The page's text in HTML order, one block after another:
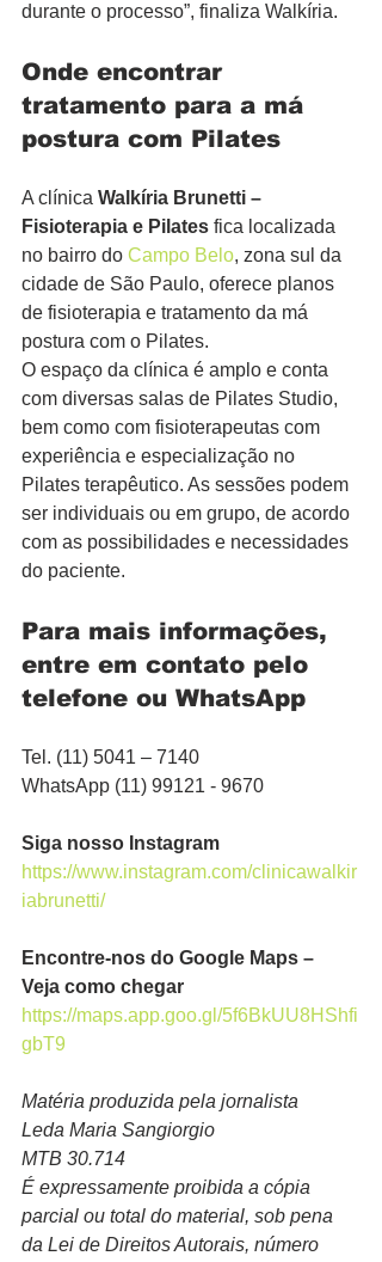
durante o processo”, finaliza Walkíria.
Onde encontrar
tratamento para a má
postura com Pilates
A clínica Walkíria Brunetti –
Fisioterapia e Pilates fica localizada
no bairro do Campo Belo, zona sul da
cidade de São Paulo, oferece planos
de fisioterapia e tratamento da má
postura com o Pilates.
O espaço da clínica é amplo e conta
com diversas salas de Pilates Studio,
bem como com fisioterapeutas com
experiência e especialização no
Pilates terapêutico. As sessões podem
ser individuais ou em grupo, de acordo
com as possibilidades e necessidades
do paciente.
Para mais informações,
entre em contato pelo
telefone ou WhatsApp
Tel. (11) 5041 – 7140
WhatsApp (11) 99121 - 9670
Siga nosso Instagram
https://www.instagram.com/clinicawalkir
iabrunetti/
Encontre-nos do Google Maps –
Veja como chegar
https://maps.app.goo.gl/5f6BkUU8HShfi
gbT9
Matéria produzida pela jornalista
Leda Maria Sangiorgio
MTB 30.714
É expressamente proibida a cópia
parcial ou total do material, sob pena
da Lei de Direitos Autorais, número